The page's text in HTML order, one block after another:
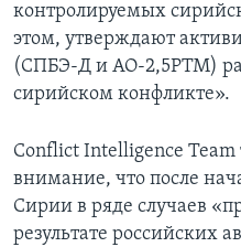
контролируемых
этом, утверждают
(СПБЭ-Д и АО-2,5РТМ)
сирийском конфликте».
Conflict Intelligence
внимание, что после
Сирии в ряде случаев
результате российских